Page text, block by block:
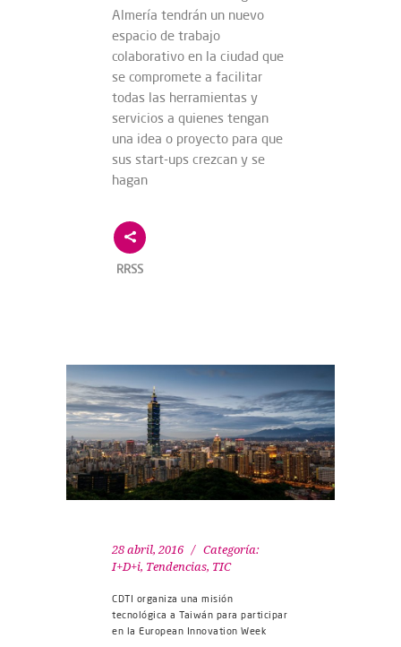
Almería tendrán un nuevo
espacio de trabajo
colaborativo en la ciudad que
se compromete a facilitar
todas las herramientas y
servicios a quienes tengan
una idea o proyecto para que
sus start-ups crezcan y se
hagan
RRSS
28 abril, 2016
Categoría:
I+D+i, Tendencias, TIC
CDTI organiza una misión
tecnológica a Taiwán para participar
en la European Innovation Week